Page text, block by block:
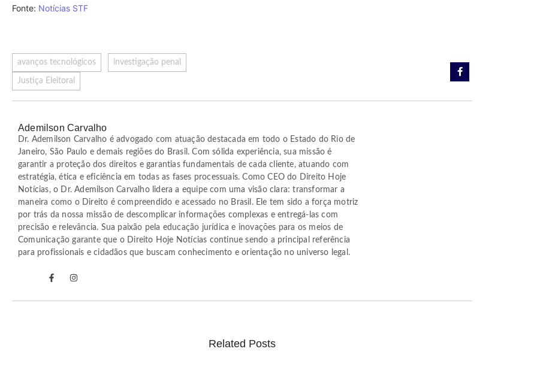
Fonte: Notícias STF
avanços tecnológicos investigação penal
Justiça Eleitoral
Ademilson Carvalho
Dr. Ademilson Carvalho é advogado com atuação destacada em todo o Estado do Rio de
Janeiro, São Paulo e demais regiões do Brasil. Com sólida experiência, sua missão é
garantir a proteção dos direitos e garantias fundamentais de cada cliente, atuando com
estratégia, ética e eficiência em todas as fases processuais. Como CEO do Direito Hoje
Notícias, o Dr. Ademilson Carvalho lidera a equipe com uma visão clara: transformar a
maneira como o Direito é compreendido e acessado no Brasil. Ele tem sido a força motriz
por trás da nossa missão de descomplicar informações complexas e entregá-las com
precisão e relevância. Sua paixão pela educação jurídica e inovações para os meios de
Comunicação garante que o Direito Hoje Notícias continue sendo a principal referência
para profissionais e cidadãos que buscam conhecimento e orientação no universo legal.
Related Posts